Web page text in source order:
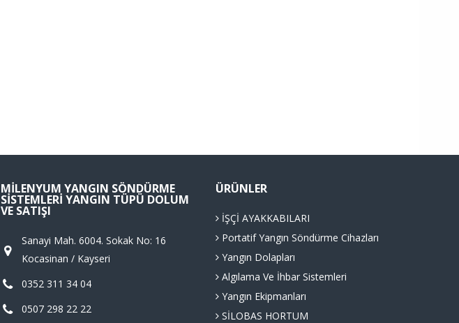
MILENYUM YANGIN SÖNDÜRME
SISTEMLERI YANGIN TÜPÜ DOLUM
VE SATIŞI
Sanayi Mah. 6004. Sokak No: 16
Kocasinan / Kayseri
0352 311 34 04
0507 298 22 22
ÜRÜNLER
İŞÇİ AYAKKABILARI
Portatif Yangın Söndürme Cihazları
Yangın Dolapları
Algılama Ve İhbar Sistemleri
Yangın Ekipmanları
SİLOBAS HORTUM